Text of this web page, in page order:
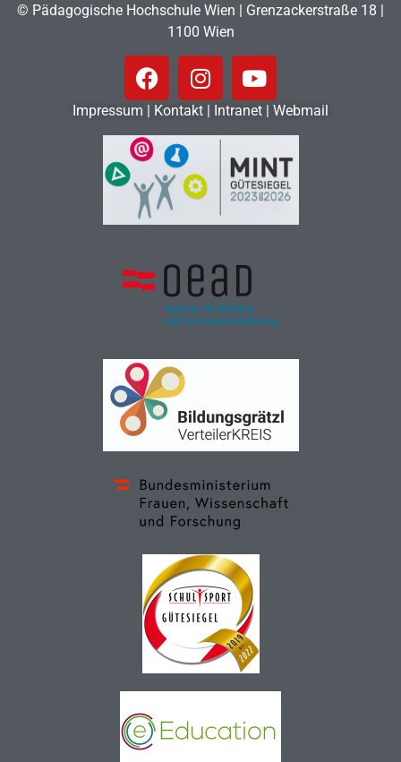
© Pädagogische Hochschule Wien | Grenzackerstraße 18 |
1100 Wien
Impressum Kontakt Intranet Webmail